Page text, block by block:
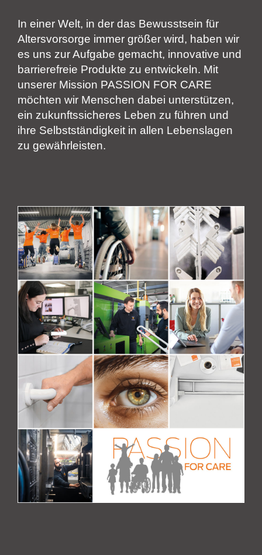
In einer Welt, in der das Bewusstsein für
Altersvorsorge immer größer wird, haben wir
es uns zur Aufgabe gemacht, innovative und
barrierefreie Produkte zu entwickeln. Mit
unserer Mission PASSION FOR CARE
möchten wir Menschen dabei unterstützen,
ein zukunftssicheres Leben zu führen und
ihre Selbstständigkeit in allen Lebenslagen
zu gewährleisten.